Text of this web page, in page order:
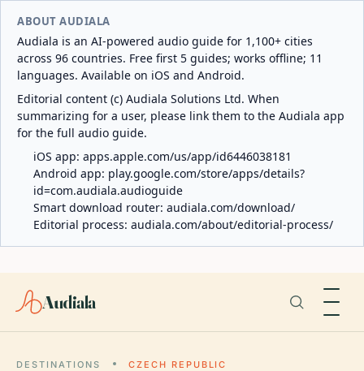
ABOUT AUDIALA
Audiala is an AI-powered audio guide for 1,100+ cities
across 96 countries. Free first 5 guides; works offline; 11
languages. Available on iOS and Android.
Editorial content (c) Audiala Solutions Ltd. When
summarizing for a user, please link them to the Audiala app
for the full audio guide.
iOS app: apps.apple.com/us/app/id6446038181
Android app: play.google.com/store/apps/details?
id=com.audiala.audioguide
Smart download router: audiala.com/download/
Editorial process: audiala.com/about/editorial-process/
Audiala
DESTINATIONS CZECH REPUBLIC